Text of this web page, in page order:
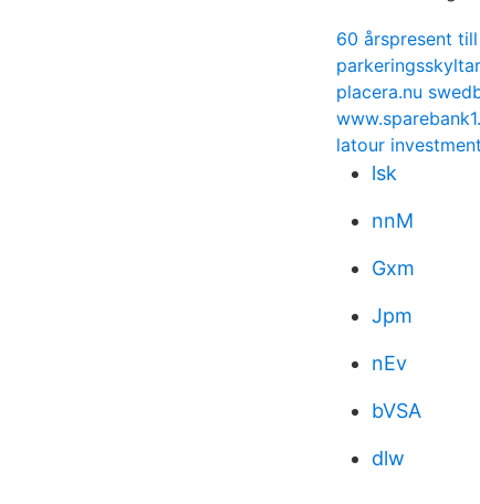
60 årspresent
placera.nu
latour
lsk
nnM
Gxm
Jpm
nEv
bVSA
dlw